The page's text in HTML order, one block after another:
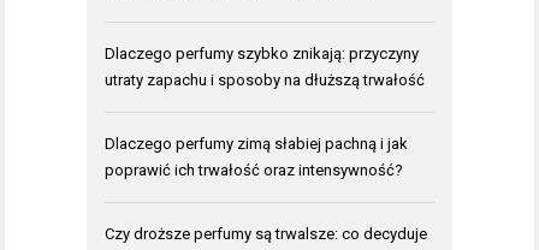
Dlaczego perfumy szybko znikają: przyczyny
utraty zapachu i sposoby na dłuższą trwałość
Dlaczego perfumy zimą słabiej pachną i jak
poprawić ich trwałość oraz intensywność?
Czy droższe perfumy są trwalsze: co decyduje